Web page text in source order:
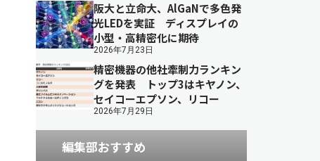
阪大と立命大、AlGaNで多色発
光LEDを実証 ディスプレイの
小型・高精密化に期待
2026年7月23日
精密機器の他社牽制力ランキン
グを発表 トップ3はキヤノン、
セイコーエプソン、リコー
2026年7月29日
編集部おすすめ